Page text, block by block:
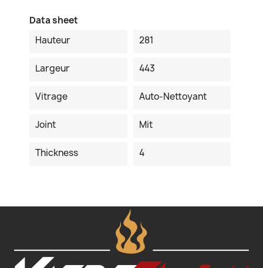
Data sheet
Hauteur
281
Largeur 443
Vitrage Auto-Nettoyant
Joint Mit
Thickness 4